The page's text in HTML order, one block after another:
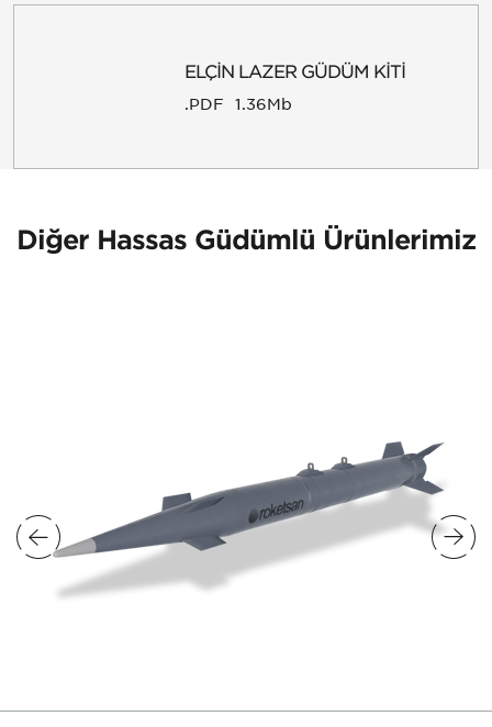
ELÇİN LAZER GÜDÜM KİTİ
.PDF 1.36Mb
Diğer Hassas Güdümlü Ürünlerimiz